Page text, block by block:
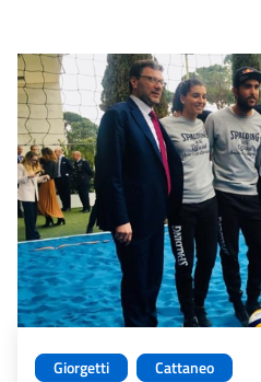
Giorgetti
Cattaneo